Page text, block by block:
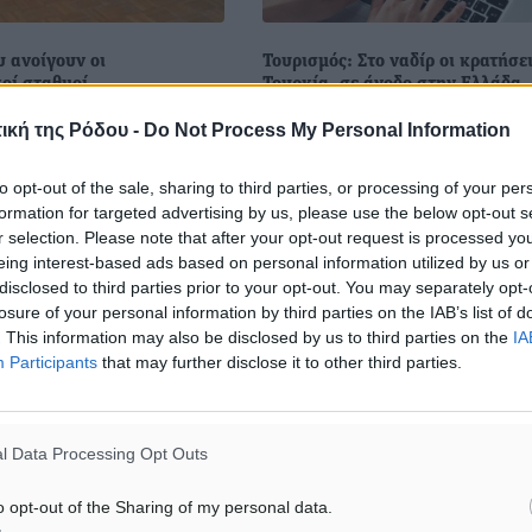
της Ρόδου - Do Not Process My Personal Information
opt-out of the sale, sharing to third parties, or processing of your
for targeted advertising by us, please use the below opt-out
selection. Please note that after your opt-out request is processed
interest-based ads based on personal information utilized by us
to third parties prior to your opt-out. You may separately
of your personal information by third parties on the IAB’s list of
This information may also be disclosed by us to third parties on the
Participants that may further disclose it to other third parties.
Data Processing Opt Outs
opt-out of the Sharing of my personal data.
ανοίγουν οι
σταθμοί
θα ανοίξουν οι
των υπόλοιπων
Όπως είπε η Βάνα
η απόφαση αυτή
...
Τουρισμός: Στο ναδίρ οι
Τουρκία, σε άνοδο στην Ελλάδα
Σε ρεπορτάζ στην εφημερίδα
είναι αντιμέτωπη με μια
μείωση των τουριστικών
από το Ηνωμένο Βασίλειο και τη
Γερμανία, τις ...
07.05.21, 18:19